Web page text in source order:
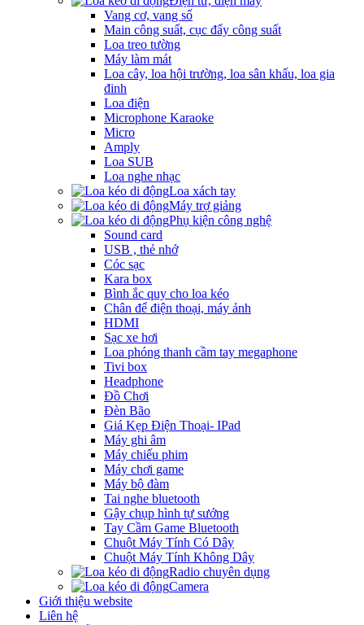
Vang cơ, vang số
Main công suất, cục đẩy công suất
Loa treo tường
Máy làm mát
Loa cây, loa hội trường, loa sân khấu, loa gia
đinh
Loa điện
Microphone Karaoke
Micro
Amply
Loa SUB
Loa nghe nhạc
Loa xách tay
Máy trợ giảng
Phụ kiện công nghệ
Sound card
USB , thẻ nhớ
Cóc sạc
Kara box
Bình ắc quy cho loa kéo
Chân để điện thoại, máy ảnh
HDMI
Sạc xe hơi
Loa phóng thanh cầm tay megaphone
Tivi box
Headphone
Đồ Chơi
Đèn Bão
Giá Kẹp Điện Thoại- IPad
Máy ghi âm
Máy chiếu phim
Máy chơi game
Máy bộ đàm
Tai nghe bluetooth
Gậy chụp hình tự sướng
Tay Cầm Game Bluetooth
Chuột Máy Tính Có Dây
Chuột Máy Tính Không Dây
Radio chuyên dụng
Camera
Giới thiệu website
Liên hệ